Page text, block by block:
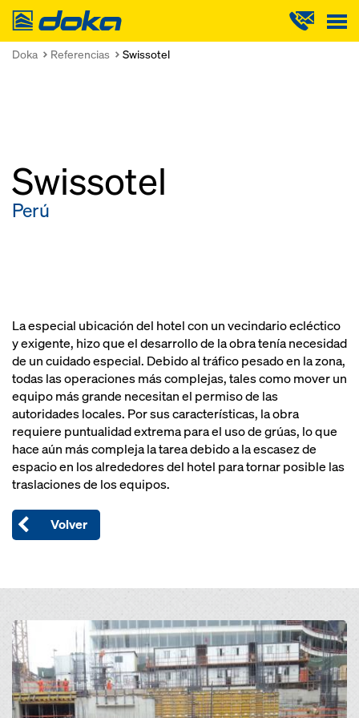
Doka
Doka Referencias Swissotel
Swissotel
Perú
La especial ubicación del hotel con un vecindario ecléctico
y exigente, hizo que el desarrollo de la obra tenía necesidad
de un cuidado especial. Debido al tráfico pesado en la zona,
todas las operaciones más complejas, tales como mover un
equipo más grande necesitan el permiso de las
autoridades locales. Por sus características, la obra
requiere puntualidad extrema para el uso de grúas, lo que
hace aún más compleja la tarea debido a la escasez de
espacio en los alrededores del hotel para tornar posible las
traslaciones de los equipos.
Volver
Open